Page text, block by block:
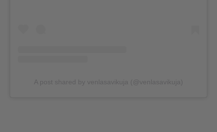
A post shared by venlasavikuja (@venlasavikuja)